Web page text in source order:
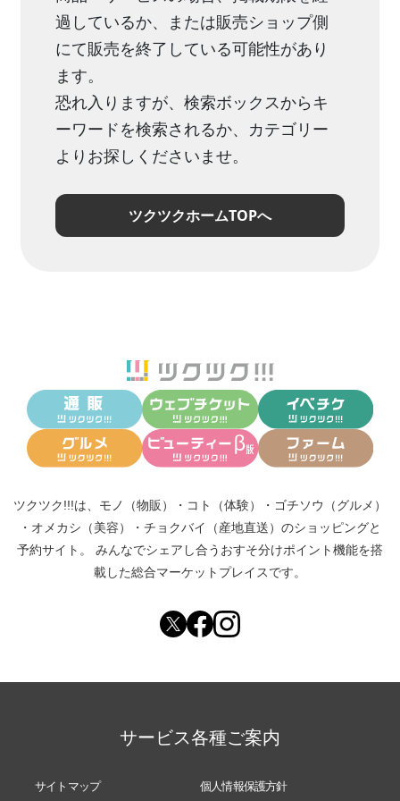
過しているか、または販売ショップ側
にて販売を終了している可能性があり
ます。
恐れ入りますが、検索ボックスからキ
ーワードを検索されるか、カテゴリー
よりお探しくださいませ。
ツクツクホームTOPへ
ツクツク!!!は、 モノ（物販） ・ コト（体験） ・ ゴチソウ（グルメ）
・ オメカシ（美容） ・ チョクバイ（産地直送） のショッピングと
予約サイト。
みんなでシェアし合う おすそ分けポイント機能を搭
載した総合マーケットプレイスです。
サービス各種ご案内
サイトマップ 個人情報保護方針